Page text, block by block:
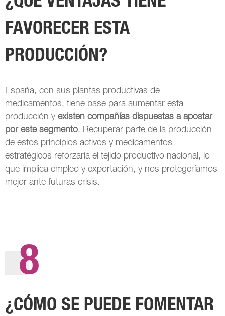
FAVORECER ESTA
PRODUCCIÓN?
España, con sus plantas productivas de
medicamentos, tiene base para aumentar esta
producción yexisten compañías dispuestas a apostar
por este segmento. Recuperar parte de la producción
de estos principios activos y medicamentos
estratégicos reforzaría el tejido productivo nacional, lo
que implica empleo y exportación, y nos protegeríamos
mejor ante futuras crisis.
8
¿CÓMO SE PUEDE FOMENTAR